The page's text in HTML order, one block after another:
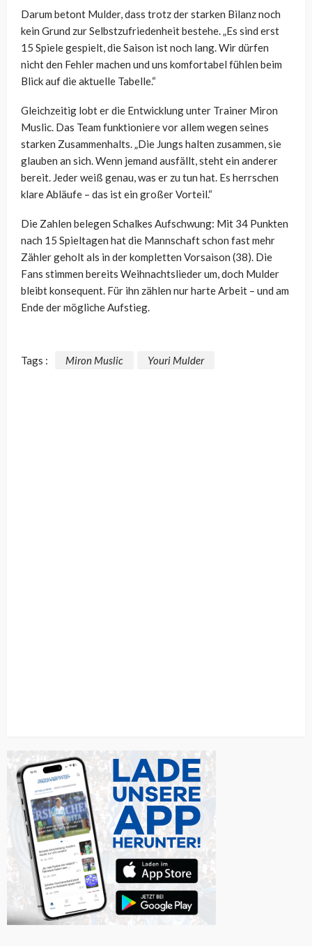
Darum betont Mulder, dass trotz der starken Bilanz noch
kein Grund zur Selbstzufriedenheit bestehe. „Es sind erst
15 Spiele gespielt, die Saison ist noch lang. Wir dürfen
nicht den Fehler machen und uns komfortabel fühlen beim
Blick auf die aktuelle Tabelle.“
Gleichzeitig lobt er die Entwicklung unter Trainer Miron
Muslic. Das Team funktioniere vor allem wegen seines
starken Zusammenhalts. „Die Jungs halten zusammen, sie
glauben an sich. Wenn jemand ausfällt, steht ein anderer
bereit. Jeder weiß genau, was er zu tun hat. Es herrschen
klare Abläufe – das ist ein großer Vorteil.“
Die Zahlen belegen Schalkes Aufschwung: Mit 34 Punkten
nach 15 Spieltagen hat die Mannschaft schon fast mehr
Zähler geholt als in der kompletten Vorsaison (38). Die
Fans stimmen bereits Weihnachtslieder um, doch Mulder
bleibt konsequent. Für ihn zählen nur harte Arbeit – und am
Ende der mögliche Aufstieg.
Tags : Miron Muslic Youri Mulder